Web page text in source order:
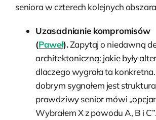
seniora w czterech kolejnych
Uzasadnianie kompromisów
(Paweł).Zapytaj o niedawną
architektoniczną: jakie były
dlaczego wygrała ta
dobrym sygnałem jest
prawdziwy senior mówi
Wybrałem X z powodu A, B i